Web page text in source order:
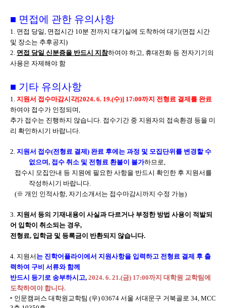
■ 면접에 관한 유의사항
1. 면접 당일, 면접시간 10분 전까지 대기실에 도착하여 대기(면접 시간
및 장소는 추후공지)
2. 면접 당일 신분증을 반드시 지참하여야 하고, 휴대전화 등 전자기기의
사용은 자제해야 함
■ 기타 유의사항
1. 지원서 접수마감시각[2024. 6. 19.(수)] 17:00까지 전형료 결제를 완료
하여야 접수가 인정되며,
추가 접수는 진행하지 않습니다. 접수기간 중 지원자의 접속환경 등을 미
리 확인하시기 바랍니다.
2. 지원서 접수(전형료 결제 ) 완료 후에는 과정 및 모집단위를 변경할 수
없으며 , 접수 취소 및 전형료 환불이 불가하므로,
접수시 모집안내 등 지원에 필요한 사항을 반드시 확인한 후 지원서를
작성하시기 바랍니다.
(※ 개인 인적사항, 자기소개서는 접수마감시까지 수정 가능)
3. 지원서 등의 기재내용이 사실과 다르거나 부정한 방법 사용이 적발되
어 입학이 취소되는 경우,
전형료, 입학금 및 등록금이 반환되지 않습니다.
4. 지원서 는 진학어플라이에서 지원사항을 입력하고 전형료 결제 후 출
력하여 구비 서류와 함께
반드시 등기로 송부하시고, 2024. 6. 21.(금) 17:00까지 대학원 교학팀에
도착하여야 합니다.
‣ 인문캠퍼스 대학원교학팀 (우) 03674 서울 서대문구 거북골로 34, MCC